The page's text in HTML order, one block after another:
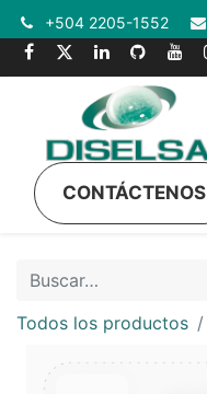
+504 2205-1552
CONTÁCTENOS
Todos los productos